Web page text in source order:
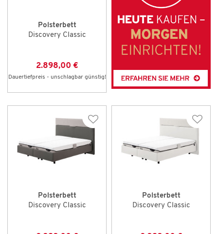
Polsterbett
Discovery Classic
2.898,00 €
Dauertiefpreis - unschlagbar günstig!
Polsterbett
Discovery Classic
Polsterbett
Discovery Classic